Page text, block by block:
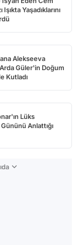
Işıkta Yaşadıklarını
Alekseeva
Güler'in Doğum
Kutladı
Lüks
Anlattığı